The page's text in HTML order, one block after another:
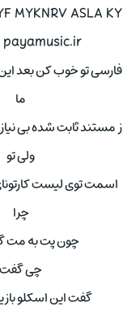
MYKNRV ASLA
payamusic.ir
فارسی تو خوب کن بعد
ما
مستند ثابت شده بی
ولی تو
اسمت توی لیست
چرا
چون پت به مت
چی گفت
گفت این اسکلو